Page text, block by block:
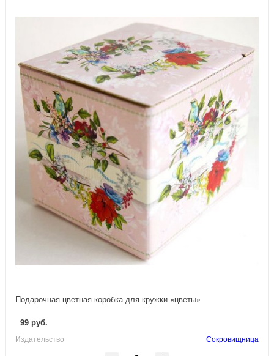
Подарочная цветная коробка для кружки «цветы»
99 руб.
Издательство Сокровищница